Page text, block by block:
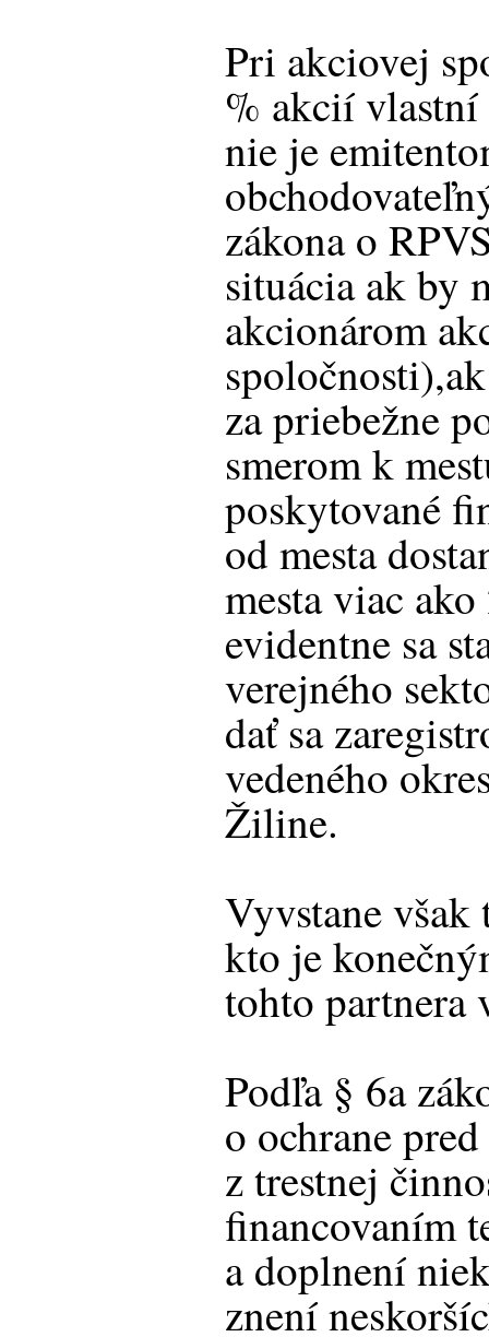
Pri akciovej
% akcií vlastní
nie je
zákona o
situácia ak by
akcionárom
za priebežne
smerom k
poskytované
od mesta
mesta viac
evidentne sa
verejného
dať sa
vedeného
Žiline.
Vyvstane však
kto je
tohto partnera
Podľa § 6a
o ochrane
z trestnej
financovaním
a doplnení
znení